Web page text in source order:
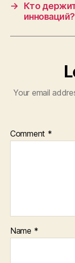
→
Кто
Your email
Comment *
Name *